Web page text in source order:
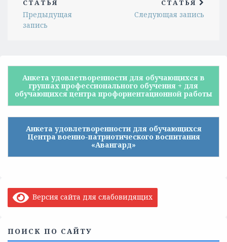
СТАТЬЯ
Предыдущая
запись
СТАТЬЯ
Следующая запись
Анкета удовлетворенности для обучающихся в
группах профессионального обучения + для
обучающихся центра профориентационной работы
Анкета удовлетворенности для обучающихся
Центра военно-патриотического воспитания
«Авангард»
Версия сайта для слабовидящих
ПОИСК ПО САЙТУ